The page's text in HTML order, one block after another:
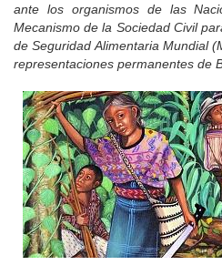
ante los organismos de las
Mecanismo de la Sociedad Civil
de Seguridad Alimentaria Mundial
representaciones permanentes de